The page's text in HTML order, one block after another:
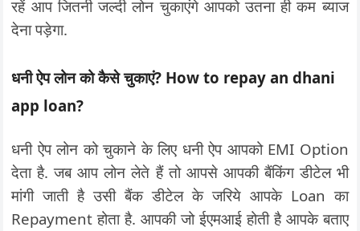
रहें आप जितनी जल्दी लोन चुकाएंगे आपको उतना ही कम ब्याज
देना पड़ेगा.
धनी ऐप लोन को कैसे चुकाएं? How to repay an dhani
app loan?
धनी ऐप लोन को चुकाने के लिए धनी ऐप आपको EMI Option
देता है. जब आप लोन लेते हैं तो आपसे आपकी बैंकिंग डीटेल भी
मांगी जाती है उसी बैंक डीटेल के जरिये आपके Loan का
Repayment होता है. आपकी जो ईएमआई होती है आपके बताए